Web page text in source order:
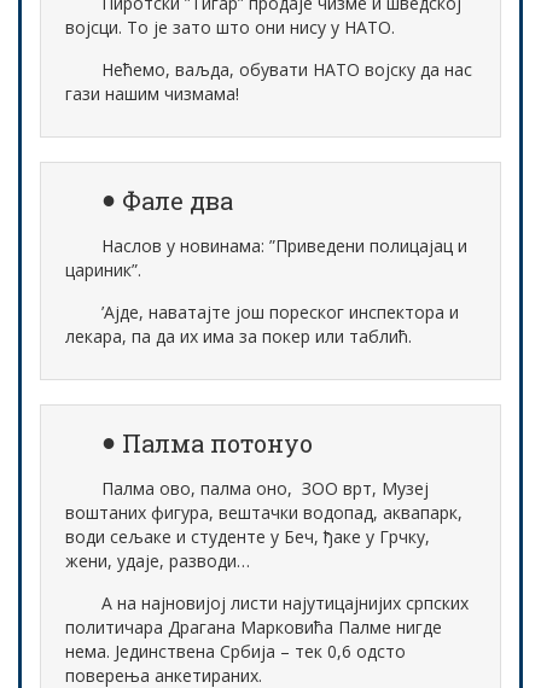
војсци. То је зато што они нису у НАТО.
Нећемо, ваљда, обувати НАТО војску да нас
гази нашим чизмама!
Фале два
Наслов у новинама: ”Приведени полицајац и
цариник”.
’Ајде, наватајте још пореског инспектора и
лекара, па да их има за покер или таблић.
Палма потонуо
Палма ово, палма оно, ЗОО врт, Музеј
воштаних фигура, вештачки водопад, аквапарк,
води сељаке и студенте у Беч, ђаке у Грчку,
жени, удаје, разводи…
А на најновијој листи најутицајнијих српских
политичара Драгана Марковића Палме нигде
нема. Јединствена Србија – тек 0,6 одсто
поверења анкетираних.